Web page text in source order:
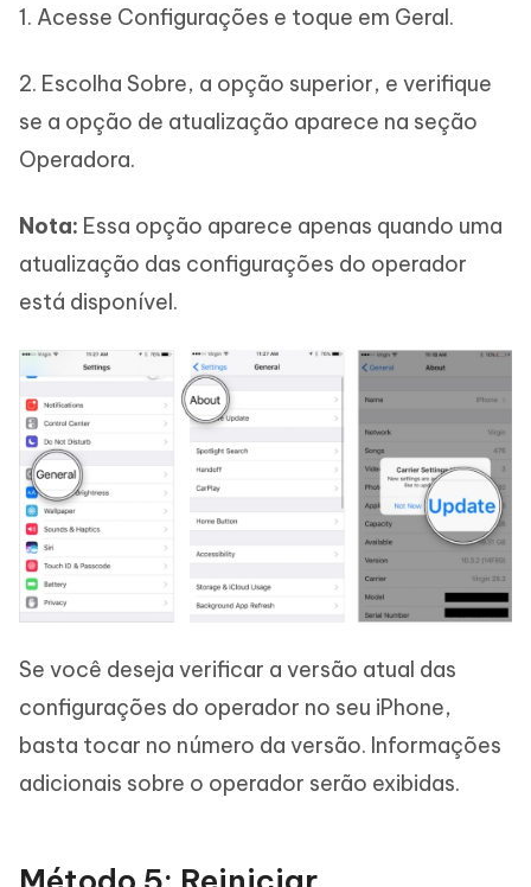
1. Acesse Configurações e toque em Geral.
2. Escolha Sobre, a opção superior, e verifique
se a opção de atualização aparece na seção
Operadora.
Nota: Essa opção aparece apenas quando uma
atualização das configurações do operador
está disponível.
Se você deseja verificar a versão atual das
configurações do operador no seu iPhone,
basta tocar no número da versão. Informações
adicionais sobre o operador serão exibidas.